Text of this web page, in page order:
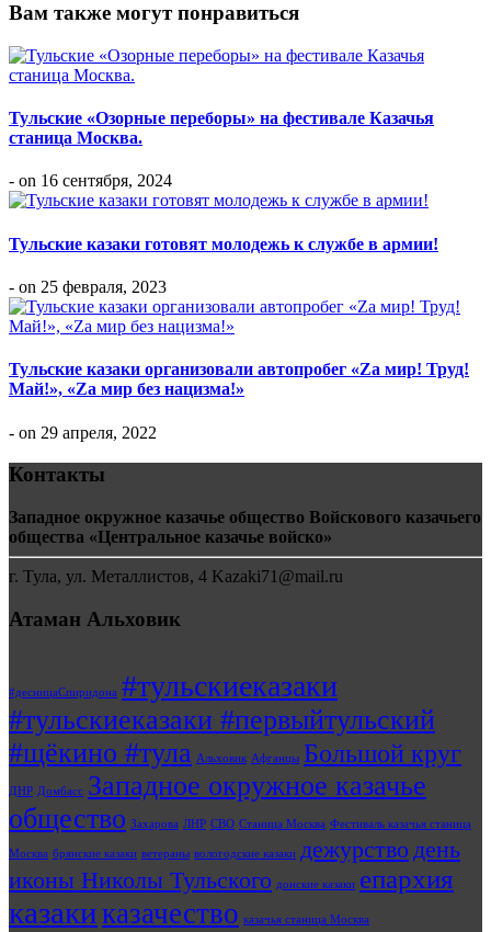
Вам также могут понравиться
Тульские «Озорные переборы» на фестивале Казачья
станица Москва.
- on 16 сентября, 2024
Тульские казаки готовят молодежь к службе в армии!
- on 25 февраля, 2023
Тульские казаки организовали автопробег «Za мир! Труд!
Май!», «Zа мир без нацизма!»
- on 29 апреля, 2022
Контакты
Западное окружное казачье общество Войскового казачьего
общества «Центральное казачье войско»
г. Тула, ул. Металлистов, 4 Kazaki71@mail.ru
Атаман Альховик
#десницаСпиридона #тульскиеказаки
#тульскиеказаки #первыйтульский
#щёкино #тула Альховик Афганцы Большой круг
ДНР Домбасс Западное окружное казачье
общество Захарова ЛНР СВО Станица Москва Фестиваль казачья станица
Москва брянские казаки ветераны вологодские казаки дежурство день
иконы Николы Тульского донские казаки епархия
казакиказачество казачья станица Москва